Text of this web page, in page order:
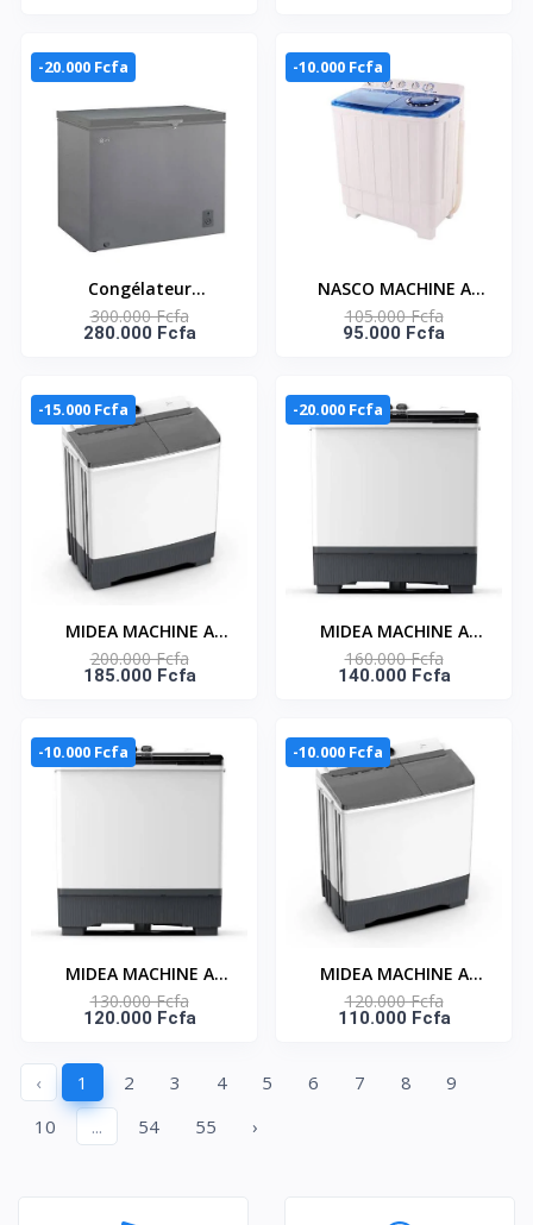
-20.000 Fcfa
Congélateur
Horizontal CFATL-520 -
380 Litres - Silver
300.000 Fcfa
280.000 Fcfa
-10.000 Fcfa
NASCO MACHINE A
LAVER 10KG TWIN TUB
- SECHAGE- NASTT-
105.000 Fcfa
95.000 Fcfa
-15.000 Fcfa
MIDEA MACHINE A
LAVER 18KG TOP LOAD
- TWIN TUB -
200.000 Fcfa
185.000 Fcfa
-20.000 Fcfa
MIDEA MACHINE A
LAVER 14KG TOP LOAD
- TWIN TUB -
160.000 Fcfa
140.000 Fcfa
-10.000 Fcfa
MIDEA MACHINE A
LAVER 12KG TOP LOAD
- TWIN TUB-
MT100W120/WG
130.000 Fcfa
120.000 Fcfa
-10.000 Fcfa
MIDEA MACHINE A
LAVER 10 KG TOP LOAD
- TWIN TUB-
120.000 Fcfa
110.000 Fcfa
‹ 1 2 3 4 5 6 7 8
9
10
... 54 55 ›